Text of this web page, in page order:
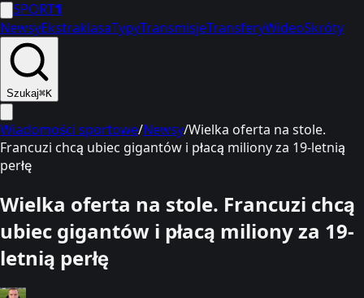
SPORT1
NewsyEkstraklasaTypyTransmisjeTransferyWideoSkróty
Szukaj⌘K
Wiadomości sportowe/Newsy/Wielka oferta na stole.
Francuzi chcą ubiec gigantów i płacą miliony za 19-letnią
perłę
Wielka oferta na stole. Francuzi chcą
ubiec gigantów i płacą miliony za 19-
letnią perłę